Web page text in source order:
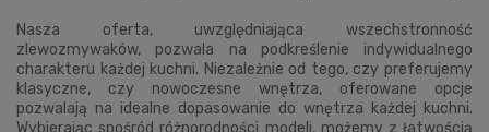
Nasza oferta, uwzględniająca wszechstronność
zlewozmywaków, pozwala na podkreślenie indywidualnego
charakteru każdej kuchni. Niezależnie od tego, czy preferujemy
klasyczne, czy nowoczesne wnętrza, oferowane opcje
pozwalają na idealne dopasowanie do wnętrza każdej kuchni.